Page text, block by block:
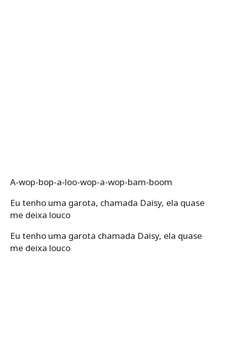
A-wop-bop-a-loo-wop-a-wop-bam-boom
Eu tenho uma garota, chamada Daisy, ela quase
me deixa louco
Eu tenho uma garota chamada Daisy, ela quase
me deixa louco